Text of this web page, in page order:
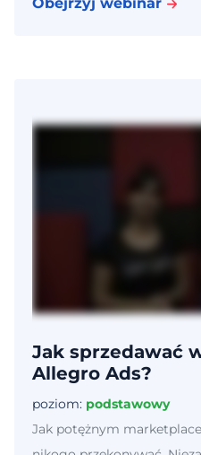
Jak sprzedawać
Allegro Ads?
poziom: podstawowy
Jak potężnym